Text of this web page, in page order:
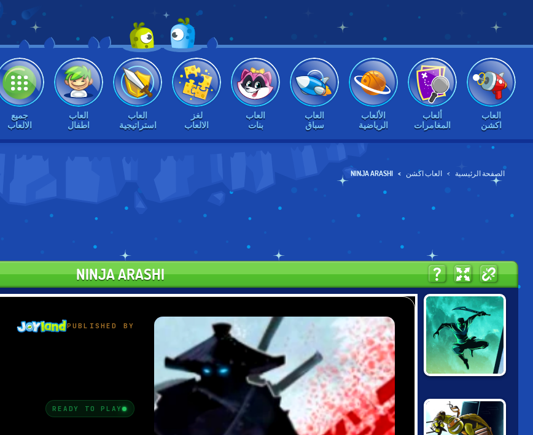
العاب
اكشن
ألعاب
المغامرات
الألعاب
الرياضية
العاب
سباق
العاب
بنات
لغز
الالعاب
العاب
استراتيجية
العاب
اطفال
جميع
الالعاب
الصفحة الرئيسية العاب اكشن NINJA ARASHI
NINJA ARASHI
REVENGE